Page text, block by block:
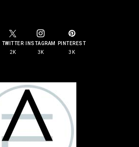
TWITTER
2K
INSTAGRAM
3K
PINTEREST
3K